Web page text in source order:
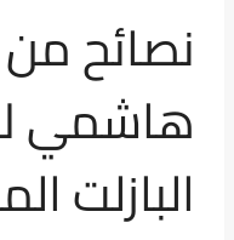
نصائح
هاشمي
البازلت